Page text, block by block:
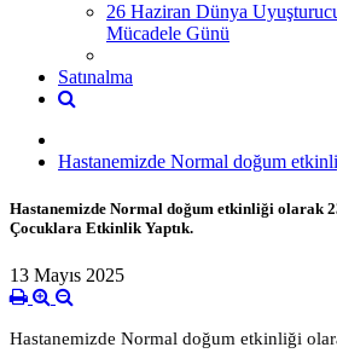
26 Haziran Dünya
Mücadele Günü
Satınalma
Hastanemizde Normal doğum
Hastanemizde Normal doğum etkinliği olarak
Çocuklara Etkinlik Yaptık.
13 Mayıs 2025
Hastanemizde Normal doğum etkinliği